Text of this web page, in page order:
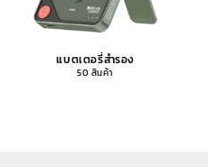
แบตเตอรี่สำรอง
50 สินค้า